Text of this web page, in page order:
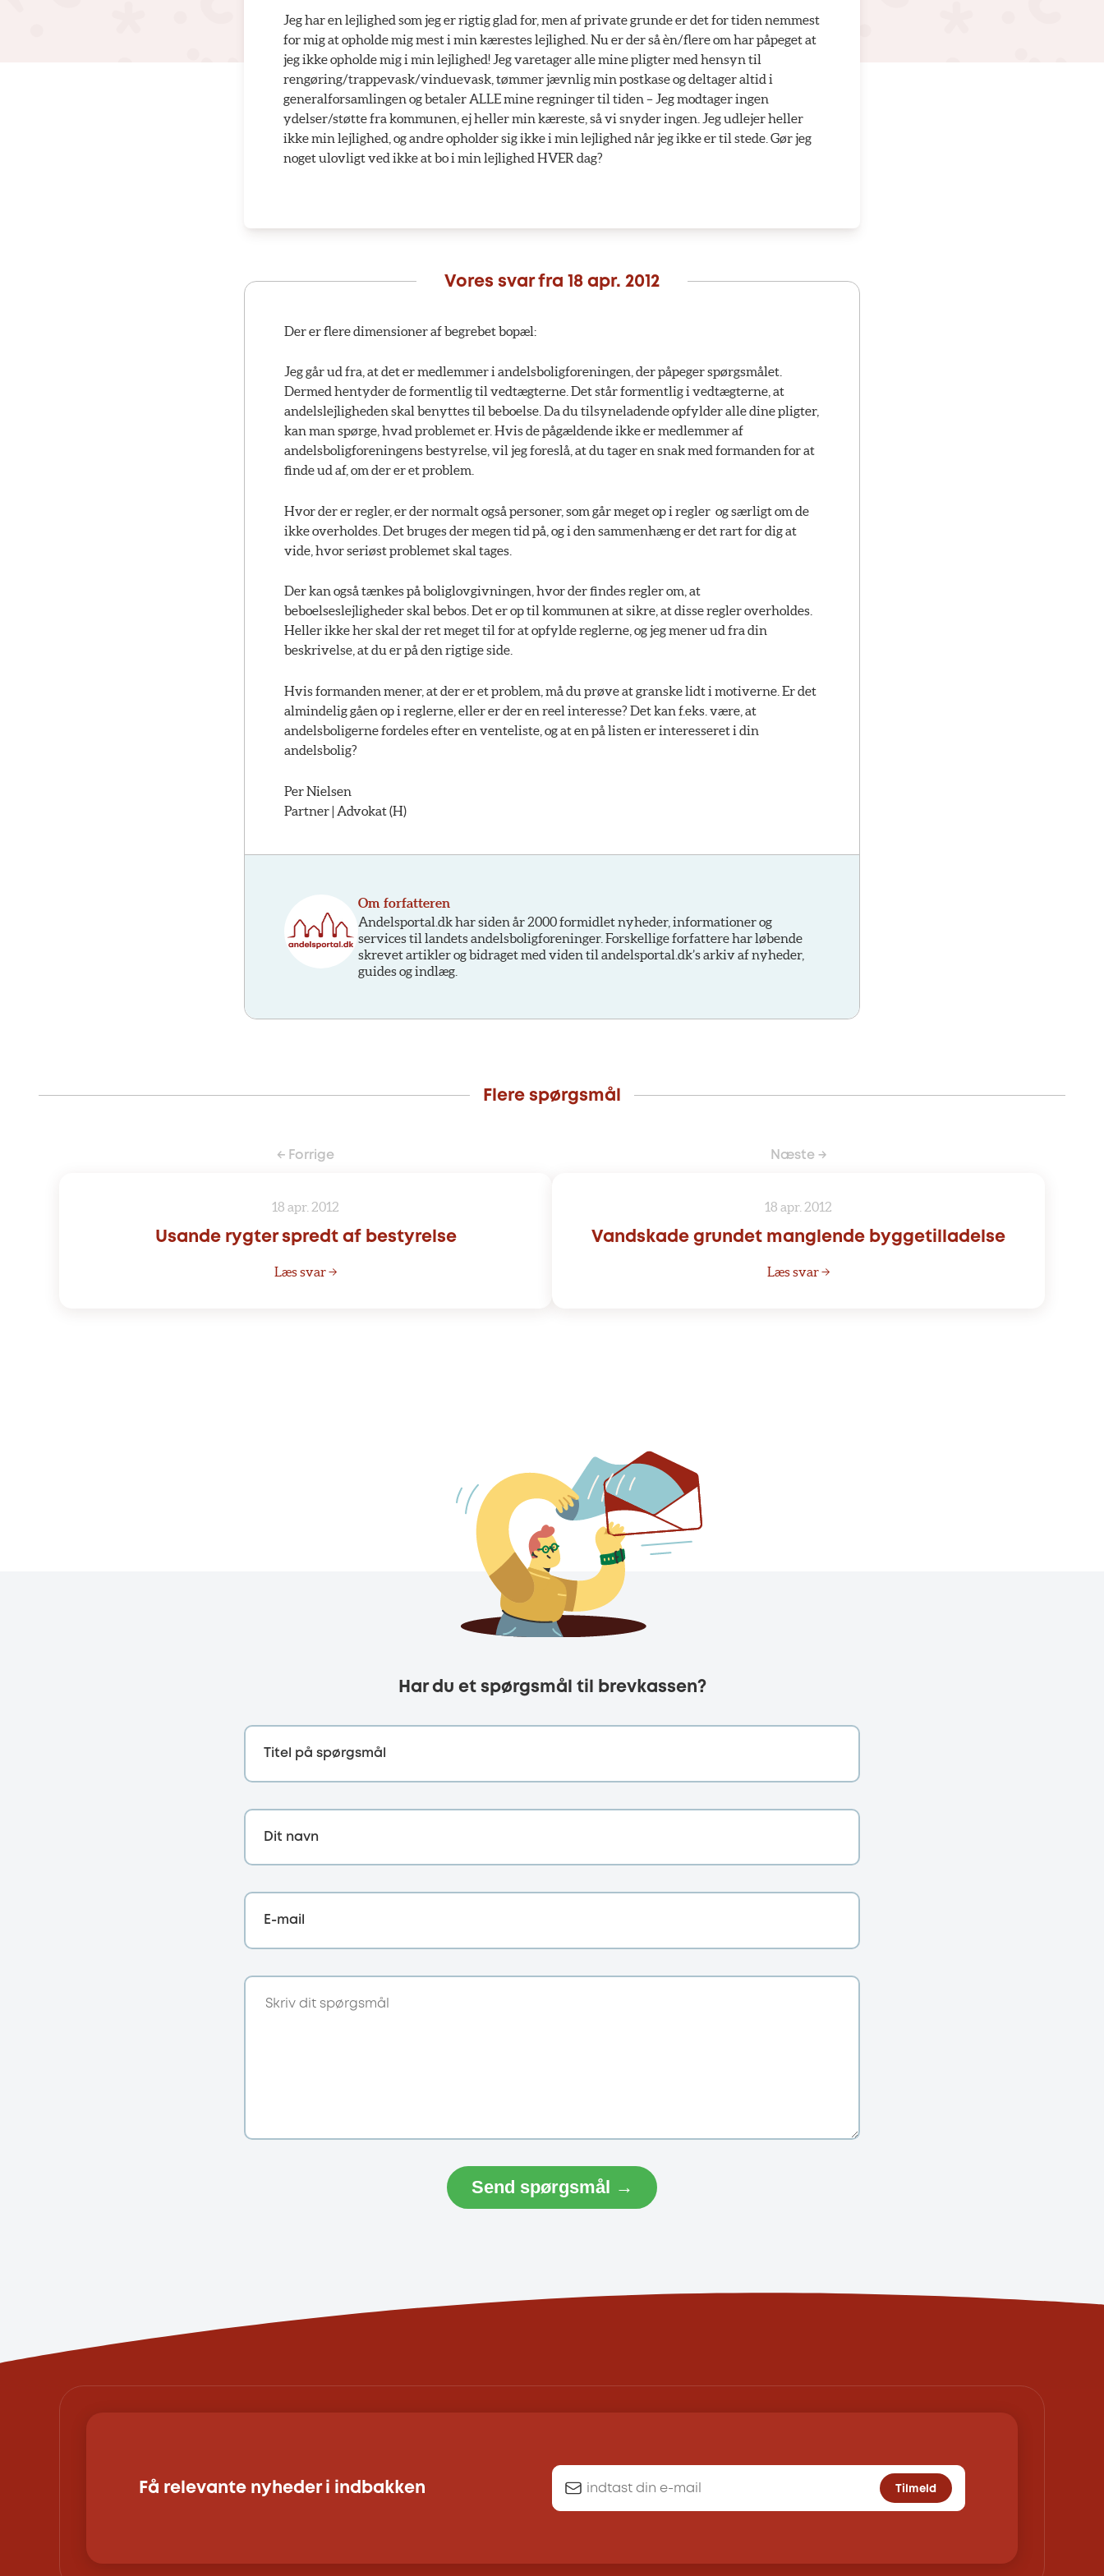
Jeg har en lejlighed som jeg er rigtig glad for, men af private grunde er det for tiden nemmest
for mig at opholde mig mest i min kærestes lejlighed. Nu er der så èn/flere om har påpeget at
jeg ikke opholde mig i min lejlighed! Jeg varetager alle mine pligter med hensyn til
rengøring/trappevask/vinduevask, tømmer jævnlig min postkase og deltager altid i
generalforsamlingen og betaler ALLE mine regninger til tiden – Jeg modtager ingen
ydelser/støtte fra kommunen, ej heller min kæreste, så vi snyder ingen. Jeg udlejer heller
ikke min lejlighed, og andre opholder sig ikke i min lejlighed når jeg ikke er til stede. Gør jeg
noget ulovligt ved ikke at bo i min lejlighed HVER dag?
Vores svar fra 18 apr. 2012
Der er flere dimensioner af begrebet bopæl:
Jeg går ud fra, at det er medlemmer i andelsboligforeningen, der påpeger spørgsmålet.
Dermed hentyder de formentlig til vedtægterne. Det står formentlig i vedtægterne, at
andelslejligheden skal benyttes til beboelse. Da du tilsyneladende opfylder alle dine pligter,
kan man spørge, hvad problemet er. Hvis de pågældende ikke er medlemmer af
andelsboligforeningens bestyrelse, vil jeg foreslå, at du tager en snak med formanden for at
finde ud af, om der er et problem.
Hvor der er regler, er der normalt også personer, som går meget op i regler  og særligt om de
ikke overholdes. Det bruges der megen tid på, og i den sammenhæng er det rart for dig at
vide, hvor seriøst problemet skal tages.
Der kan også tænkes på boliglovgivningen, hvor der findes regler om, at
beboelseslejligheder skal bebos. Det er op til kommunen at sikre, at disse regler overholdes.
Heller ikke her skal der ret meget til for at opfylde reglerne, og jeg mener ud fra din
beskrivelse, at du er på den rigtige side.
Hvis formanden mener, at der er et problem, må du prøve at granske lidt i motiverne. Er det
almindelig gåen op i reglerne, eller er der en reel interesse? Det kan f.eks. være, at
andelsboligerne fordeles efter en venteliste, og at en på listen er interesseret i din
andelsbolig?
Per Nielsen
Partner | Advokat (H)
Om forfatteren
Andelsportal.dk har siden år 2000 formidlet nyheder, informationer og
services til landets andelsboligforeninger. Forskellige forfattere har løbende
skrevet artikler og bidraget med viden til andelsportal.dk’s arkiv af nyheder,
guides og indlæg.
Flere spørgsmål
← Forrige
18 apr. 2012
Usande rygter spredt af bestyrelse
Læs svar →
Næste →
18 apr. 2012
Vandskade grundet manglende byggetilladelse
Læs svar →
Har du et spørgsmål til brevkassen?
Titel på spørgsmål
Dit navn
E-mail
Send spørgsmål →
Få relevante nyheder i indbakken Tilmeld